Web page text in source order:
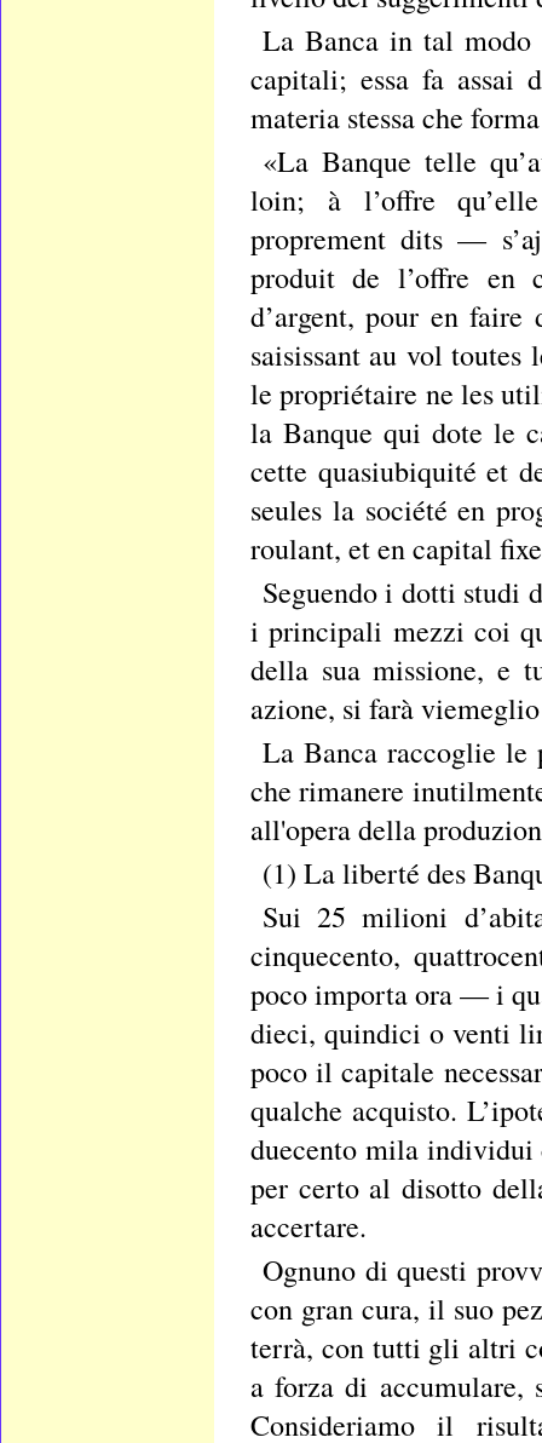
La Banca in tal
capitali; essa fa assai
materia stessa che
«La Banque telle
loin; à l’offre
proprement dits —
produit de l’offre en
d’argent, pour en
saisissant au vol toutes
le propriétaire ne les
la Banque qui dote le
cette quasiubiquité et
seules la société en
roulant, et en capital
Seguendo i dotti studi
i principali mezzi coi
della sua missione, e
azione, si farà
La Banca raccoglie le
che rimanere
all'opera della
(1) La liberté des
Sui 25 milioni
cinquecento,
poco importa ora — i
dieci, quindici o venti
poco il capitale
qualche acquisto.
duecento mila
per certo al disotto
accertare.
Ognuno di questi
con gran cura, il suo
terrà, con tutti gli altri
a forza di accumulare,
Consideriamo il